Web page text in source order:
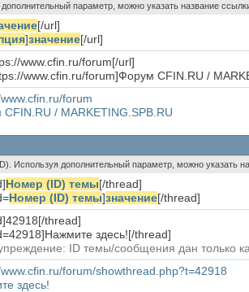
параметр, можно указать название
[/url]
]значение[/url]
www.cfin.ru/forum[/url]
www.cfin.ru/forum]Форум CFIN.RU /
forum
/ MARKETING.SPB.RU
Используя дополнительный параметр, можно указать
Номер (ID) темы[/thread]
Номер (ID) темы]значение[/thread]
thread]
здесь![/thread]
ID темы/сообщения дан только
forum/showthread.php?t=42918
здесь!